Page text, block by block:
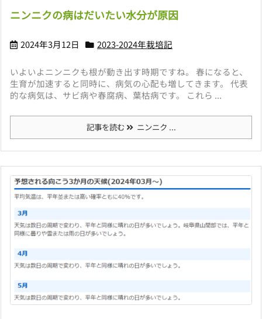
ニンニクの病はだいたい水分が原因
2024年3月12日 2023-2024年栽培記
いよいよニンニクも根が動き出す時期ですね。 春になると、
生育が加速すると同時に、病気の心配も増してきます。 代表
的な病気は、サビ病や春腐病、葉枯病です。 これら ...
記事を読む ニンニク ...